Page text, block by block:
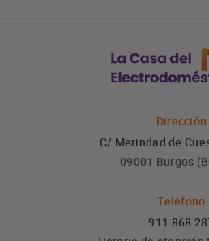
Dirección
C/ Merindad de
09001 Burgos
Teléfono
911 868